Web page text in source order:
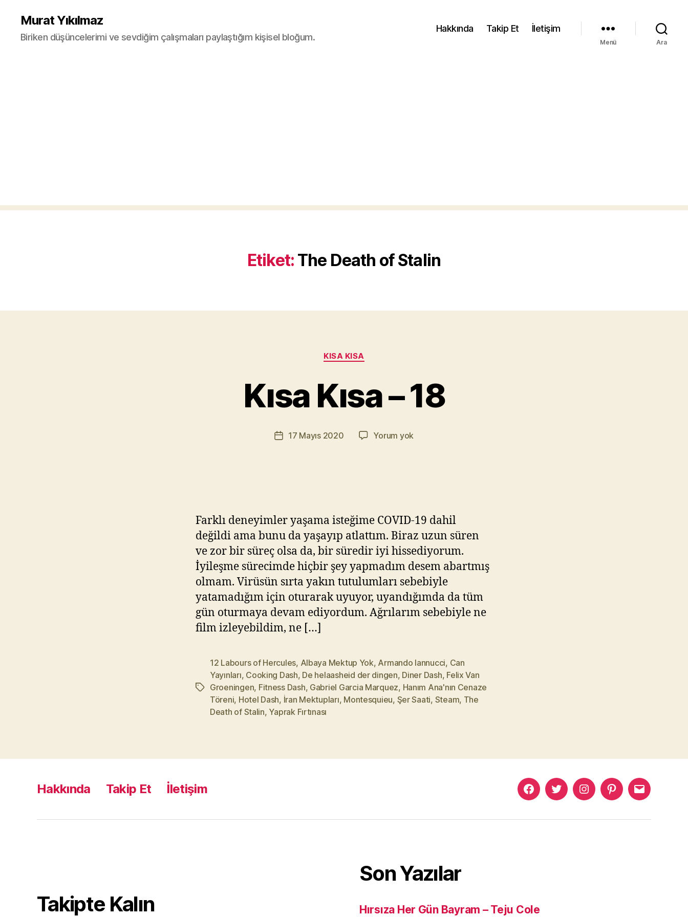
Murat Yıkılmaz
Biriken düşüncelerimi ve sevdiğim çalışmaları paylaştığım kişisel bloğum.
Hakkında Takip Et İletişim
Menü Ara
Etiket: The Death of Stalin
Kategoriler
KISA KISA
Kısa Kısa – 18
Yazının
yazarı
M
u
a
z
Yazı17 Mayıs 2020 Yorum yok
Farklı deneyimler yaşama isteğime COVID-19 dahil
değildi ama bunu da yaşayıp atlattım. Biraz uzun süren
ve zor bir süreç olsa da, bir süredir iyi hissediyorum.
İyileşme sürecimde hiçbir şey yapmadım desem abartmış
olmam. Virüsün sırta yakın tutulumları sebebiyle
yatamadığım için oturarak uyuyor, uyandığımda da tüm
gün oturmaya devam ediyordum. Ağrılarım sebebiyle ne
film izleyebildim, ne […]
Etiketler
12 Labours of Hercules, Albaya Mektup Yok, Armando Iannucci, Can
Yayınları, Cooking Dash, De helaasheid der dingen, Diner Dash, Felix Van
Groeningen, Fitness Dash, Gabriel Garcia Marquez, Hanım Ana'nın Cenaze
Töreni, Hotel Dash, İran Mektupları, Montesquieu, Şer Saati, Steam, The
Death of Stalin, Yaprak Fırtınası
Hakkında Takip Et İletişim
Murat
Facebook
Murat
Twitter
Murat
Instagram
PinterestMurat
Mail
Takipte Kalın
Son Yazılar
Hırsıza Her Gün Bayram – Teju Cole